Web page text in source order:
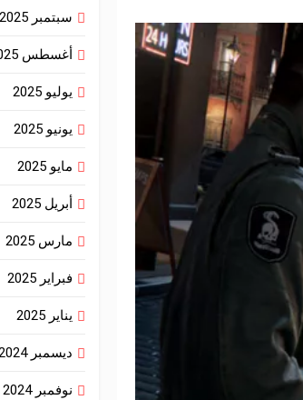
سبتمبر 2025
أغسطس 2025
يوليو 2025
يونيو 2025
مايو 2025
أبريل 2025
مارس 2025
فبراير 2025
يناير 2025
ديسمبر 2024
نوفمبر 2024